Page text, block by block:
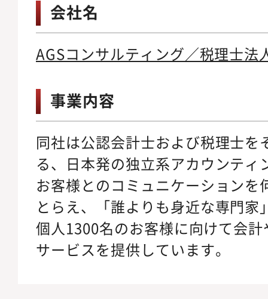
会社名
AGSコンサルティング／税理士法
事業内容
同社は公認会計士および税理士を
る、日本発の独立系アカウンティ
お客様とのコミュニケーションを
とらえ、「誰よりも身近な専門
個人1300名のお客様に向けて会
サービスを提供しています。